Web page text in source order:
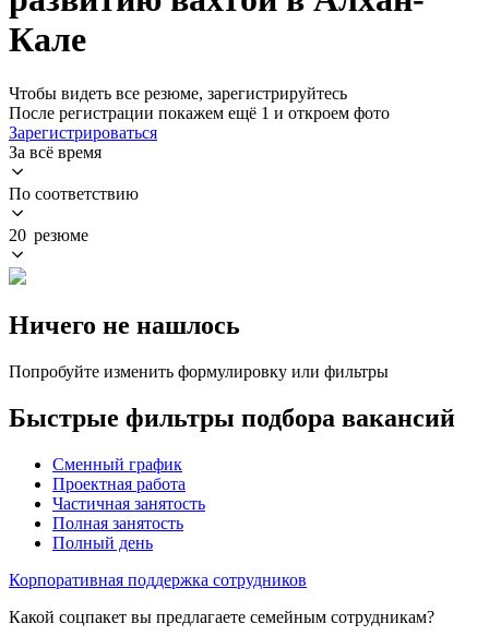
Кале
Чтобы видеть все резюме, зарегистрируйтесь
После регистрации покажем ещё 1 и откроем фото
Зарегистрироваться
За всё время
По соответствию
20 резюме
Ничего не нашлось
Попробуйте изменить формулировку или фильтры
Быстрые фильтры подбора вакансий
Сменный график
Проектная работа
Частичная занятость
Полная занятость
Полный день
Корпоративная поддержка сотрудников
Какой соцпакет вы предлагаете семейным сотрудникам?